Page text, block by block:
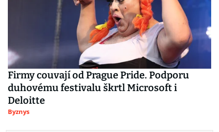
Firmy couvají od Prague Pride. Podporu
duhovému festivalu škrtl Microsoft i
Deloitte
Byznys